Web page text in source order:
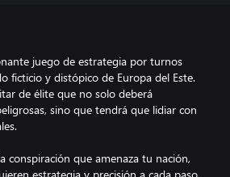
juego de estrategia por turnos
ficticio y distópico de Europa del Este.
de élite que no solo deberá
sino que tendrá que lidiar con
conspiración que amenaza tu nación,